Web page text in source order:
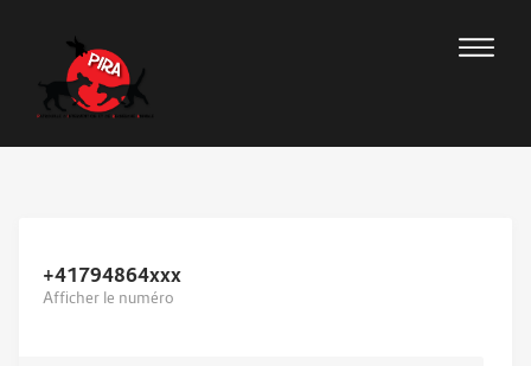
+41794864xxx
Afficher le numéro